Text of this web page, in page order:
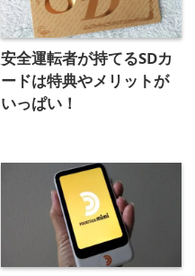
安全運転者が持てるSDカ
ードは特典やメリットが
いっぱい！